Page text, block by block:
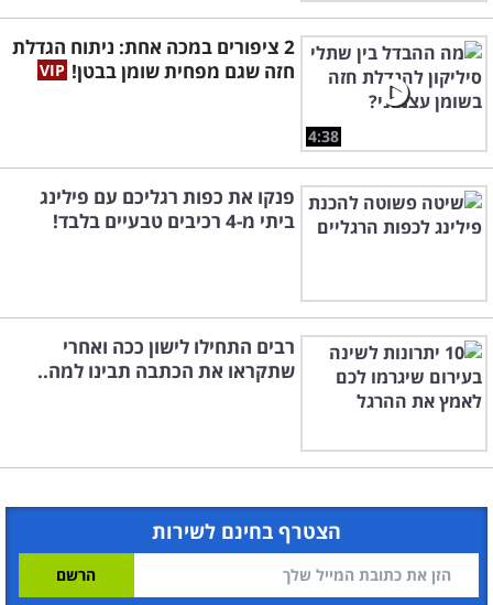
4:38
2 ציפורים במכה אחת: ניתוח הגדלת
חזה שגם מפחית שומן בבטן!
פנקו את כפות רגליכם עם פילינג
ביתי מ-4 רכיבים טבעיים בלבד!
רבים התחילו לישון ככה ואחרי
שתקראו את הכתבה תבינו למה..
הצטרף בחינם לשירות